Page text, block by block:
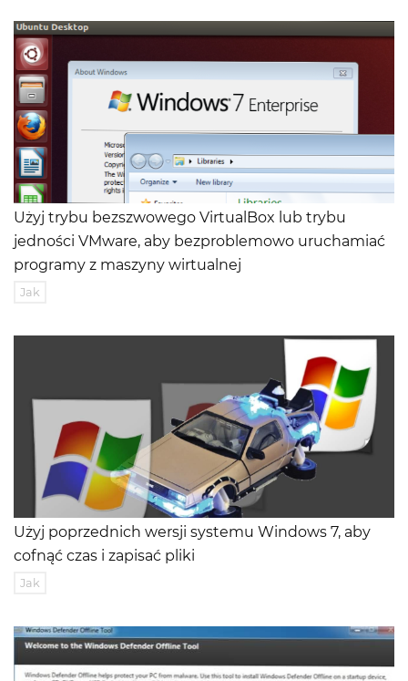
Użyj trybu bezszwowego VirtualBox lub trybu
jedności VMware, aby bezproblemowo uruchamiać
programy z maszyny wirtualnej
Jak
Użyj poprzednich wersji systemu Windows 7, aby
cofnąć czas i zapisać pliki
Jak